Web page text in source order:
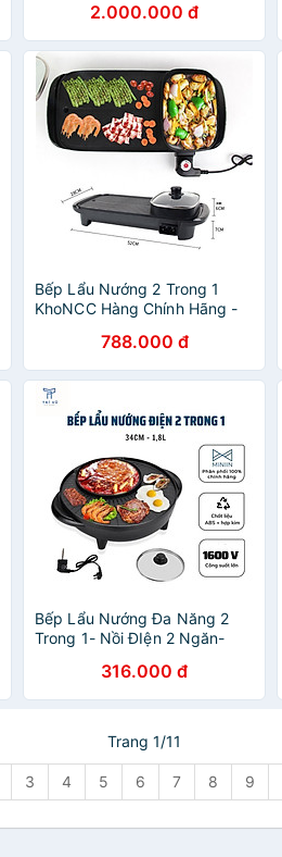
Hàng chính hãng
2.000.000 đ
Bếp Lẩu Nướng 2 Trong 1
KhoNCC Hàng Chính Hãng -
Vầy - KDHS-4904-
BepLauNuong
788.000 đ
Bếp Lẩu Nướng Đa Năng 2
Trong 1- Nồi ĐIện 2 Ngăn-
Loại 1 Chính Hãng- MINIIN
316.000 đ
Trang 1/11
3 4 5 6 7 8 9